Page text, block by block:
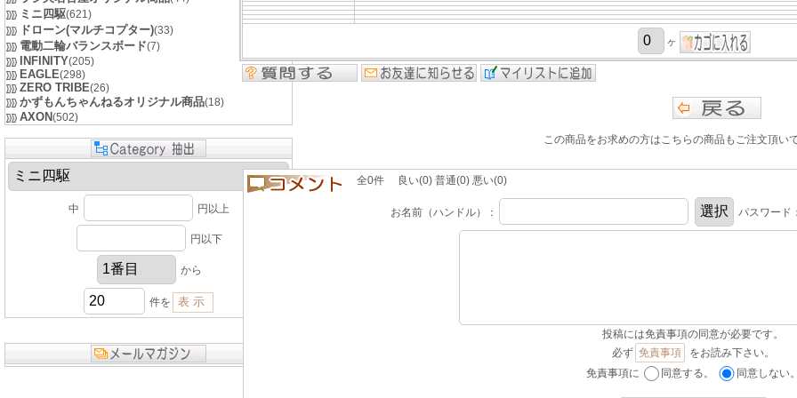
ミニ四駆(621)
ドローン(マルチコプター)(33)
電動二輪バランスボード(7)
INFINITY(205)
EAGLE(298)
ZERO TRIBE(26)
かずもんちゃんねるオリジナル商品(18)
AXON(502)
中 円以上
円以下
から
件を
ヶ
この商品をお求めの方はこちらの商品もご注文頂い
全0件 良い(0) 普通(0) 悪い(0)
お名前（ハンドル）： パスワード：
投稿には免責事項の同意が必要です。
必ず 免責事項
をお読み下さい。
免責事項に
同意する。 同意しない。